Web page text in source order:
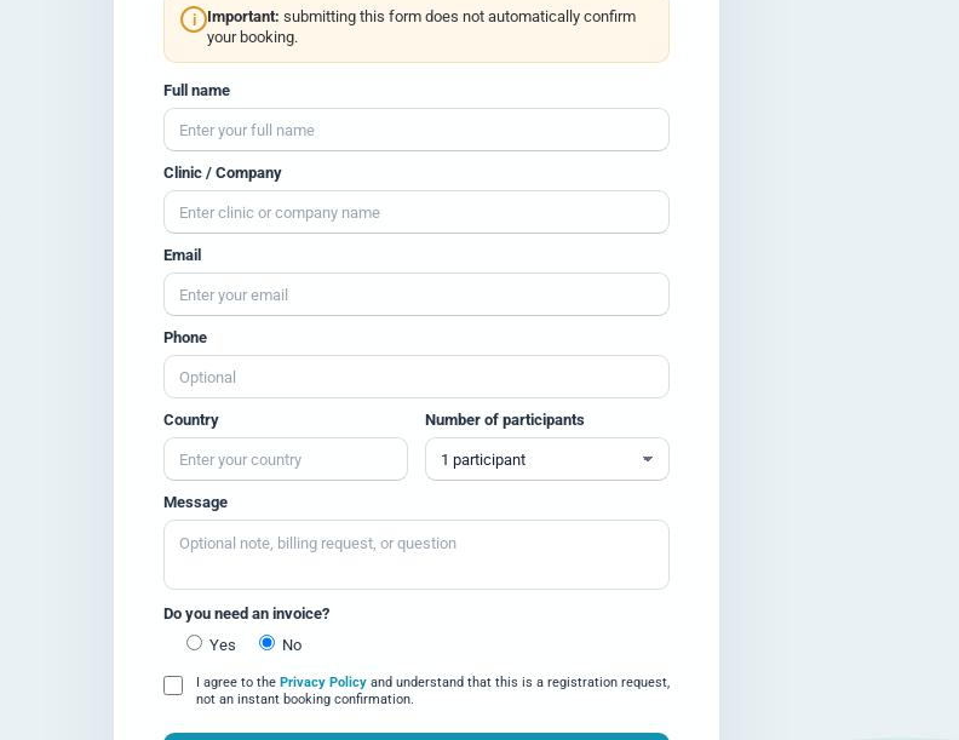
i Important: submitting this form does not automatically confirm
your booking.
Full name
Clinic / Company
Email
Phone
Country Number of participants
Message
Do you need an invoice?
Yes
No
I agree to the Privacy Policy and understand that this is a registration request,
not an instant booking confirmation.